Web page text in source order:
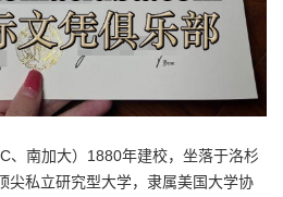
、南加大）1880年建校，坐落于洛杉
尖私立研究型大学，隶属美国大学协